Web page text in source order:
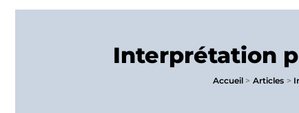
Interprétation
Accueil Articles